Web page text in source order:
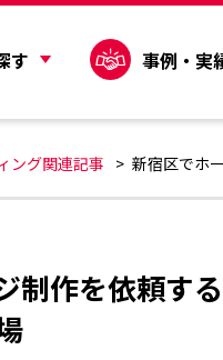
す 事例・実
ング関連記事 新宿区でホ
制作を依頼す